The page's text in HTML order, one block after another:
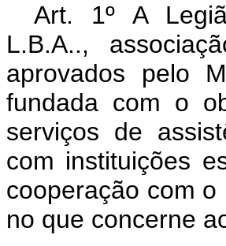
Art. 1º A
L.B.A..,
aprovados pelo
fundada com o
serviços de
com instituições
cooperação com
no que concerne